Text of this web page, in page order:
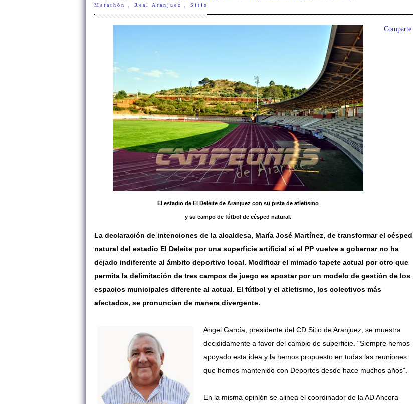
Marathón
Real Aranjuez Sitio
Comparte
El estadio de El Deleite de Aranjuez con su pista de atletismo
y su campo de fútbol de césped natural.
La declaración de intenciones de la alcaldesa, María José Martínez, de transformar el césped
natural del estadio El Deleite por una superficie artificial si el PP vuelve a gobernar no ha
dejado indiferente al ámbito deportivo local. Modificar el mimado tapete actual por otro que
permita la delimitación de tres campos de juego es apostar por un modelo de gestión de los
espacios municipales diferente al actual. El fútbol y el atletismo, los colectivos más
afectados, se pronuncian de manera divergente.
Angel García, presidente del CD Sitio de Aranjuez, se muestra
decididamente a favor del cambio de superficie. “Siempre hemos
apoyado esta idea y la hemos propuesto en todas las reuniones
que hemos mantenido con Deportes desde hace muchos años”.
En la misma opinión se alinea el coordinador de la AD Ancora